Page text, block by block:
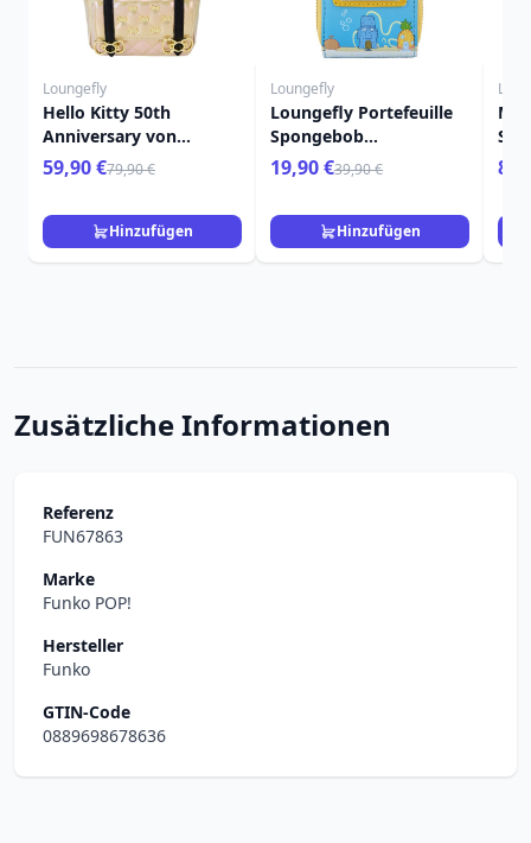
Loungefly
Hello Kitty 50th
Anniversary von
Loungefly Rucksack
Mini Metallic Gold
59,90 €79,90 €
Hinzufügen
Loungefly
Loungefly Portefeuille
Spongebob
Schwammkopf
Ananashaus
19,90 €39,90 €
Hinzufügen
Zusätzliche Informationen
Referenz
FUN67863
Marke
Funko POP!
Hersteller
Funko
GTIN-Code
0889698678636